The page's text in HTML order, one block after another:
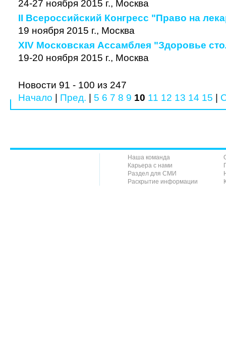
24-27 ноября 2015 г., Москва
II Всероссийский Конгресс "Право на
19 ноября 2015 г., Москва
XIV Московская Ассамблея "Здоровье
19-20 ноября 2015 г., Москва
Новости 91 - 100 из 247
Начало
Пред. 5 6 7 8 9 10 11 12 13 14 15
Наша команда
Карьера с нами
Раздел для СМИ
Раскрытие информации